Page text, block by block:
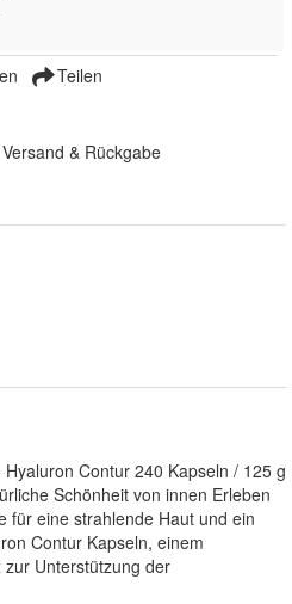
Teilen
& Rückgabe
Contur 240 Kapseln / 125 g
Schönheit von innen Erleben
für eine strahlende Haut und ein
Contur Kapseln, einem
Unterstützung der